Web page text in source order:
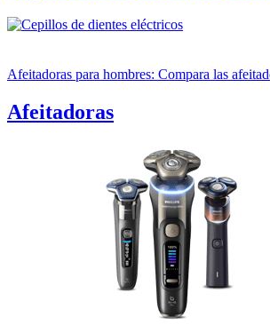
Afeitadoras para hombres: Compara las
Afeitadoras